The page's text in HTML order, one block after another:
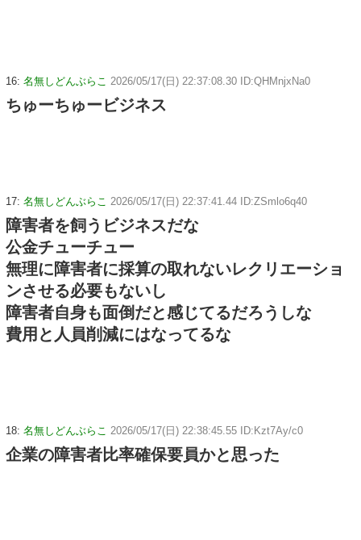
16: 名無しどんぶらこ 2026/05/17(日) 22:37:08.30 ID:QHMnjxNa0
ちゅーちゅービジネス
17: 名無しどんぶらこ 2026/05/17(日) 22:37:41.44 ID:ZSmlo6q40
障害者を飼うビジネスだな
公金チューチュー
無理に障害者に採算の取れないレクリエーショ
ンさせる必要もないし
障害者自身も面倒だと感じてるだろうしな
費用と人員削減にはなってるな
18: 名無しどんぶらこ 2026/05/17(日) 22:38:45.55 ID:Kzt7Ay/c0
企業の障害者比率確保要員かと思った